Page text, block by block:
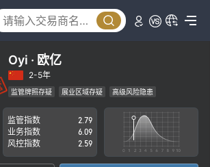
Oyi · 欧亿
2-5年
监管牌照存疑 展业区域存疑 高级风险隐患
监管指数
2.79
业务指数
6.09
风控指数
2.59